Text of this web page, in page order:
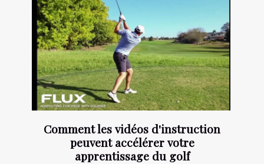
Comment les vidéos d'instruction
peuvent accélérer votre
apprentissage du golf